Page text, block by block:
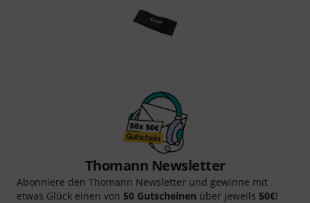
Thomann Newsletter
Abonniere den Thomann Newsletter und gewinne mit
etwas Glück einen von 50 Gutscheinen über jeweils 50€!